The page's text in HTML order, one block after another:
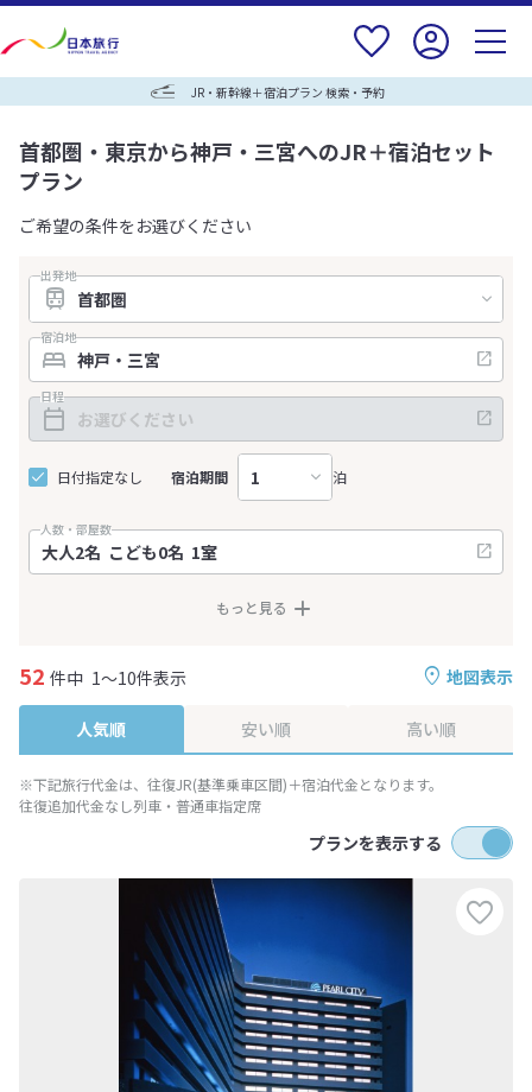
JR・新幹線＋宿泊プラン 検索・予約
首都圏・東京から神戸・三宮へのJR＋宿泊セット
プラン
ご希望の条件をお選びください
出発地
宿泊地
日程
日付指定なし 宿泊期間 泊
人数・部屋数
もっと見る
地図表示
52 件中 1～10件表示
人気順 安い順 高い順
※下記旅行代金は、往復JR(基準乗車区間)＋宿泊代金となります。
往復追加代金なし列車・普通車指定席
プランを表示する